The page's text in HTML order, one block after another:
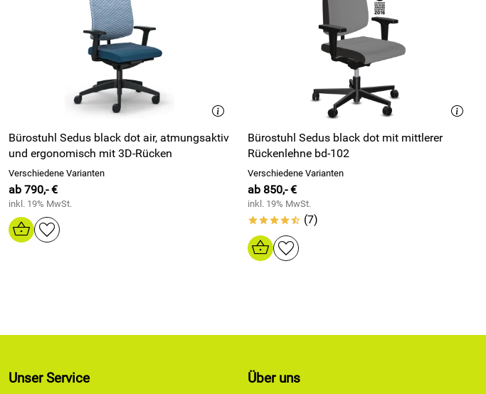
Bürostuhl Sedus black dot air, atmungsaktiv
und ergonomisch mit 3D-Rücken
Verschiedene Varianten
ab 790,- €
inkl. 19% MwSt.
Bürostuhl Sedus black dot mit mittlerer
Rückenlehne bd-102
Verschiedene Varianten
ab 850,- €
inkl. 19% MwSt.
****/ (7)
Unser Service Über uns